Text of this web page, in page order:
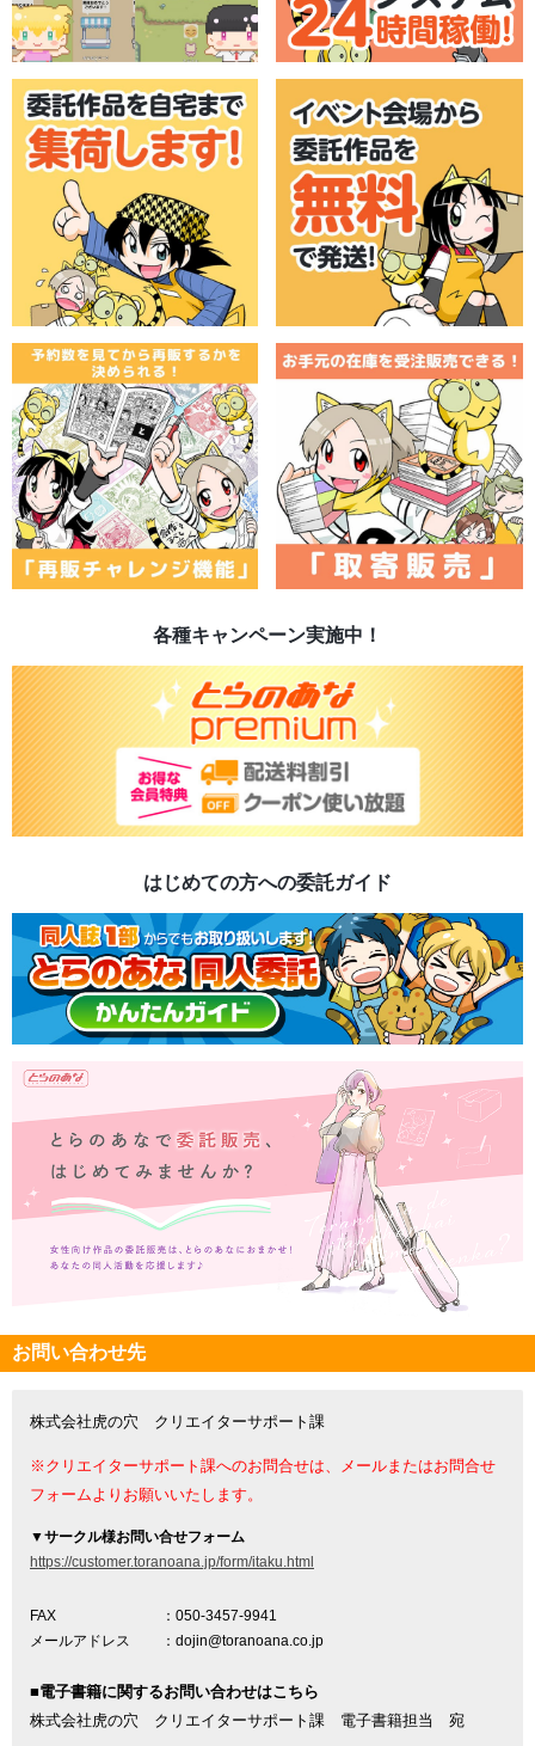
各種キャンペーン実施中！
はじめての方への委託ガイド
お問い合わせ先
株式会社虎の穴 クリエイターサポート課
※クリエイターサポート課へのお問合せは、メールまたはお問合せ
フォームよりお願いいたします。
▼サークル様お問い合せフォーム
https://customer.toranoana.jp/form/itaku.html
FAX
：050-3457-9941
メールアドレス
：dojin@toranoana.co.jp
■電子書籍に関するお問い合わせはこちら
株式会社虎の穴 クリエイターサポート課 電子書籍担当 宛